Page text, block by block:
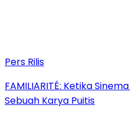
Pers Rilis
FAMILIARITÉ: Ketika
Sebuah Karya Puitis